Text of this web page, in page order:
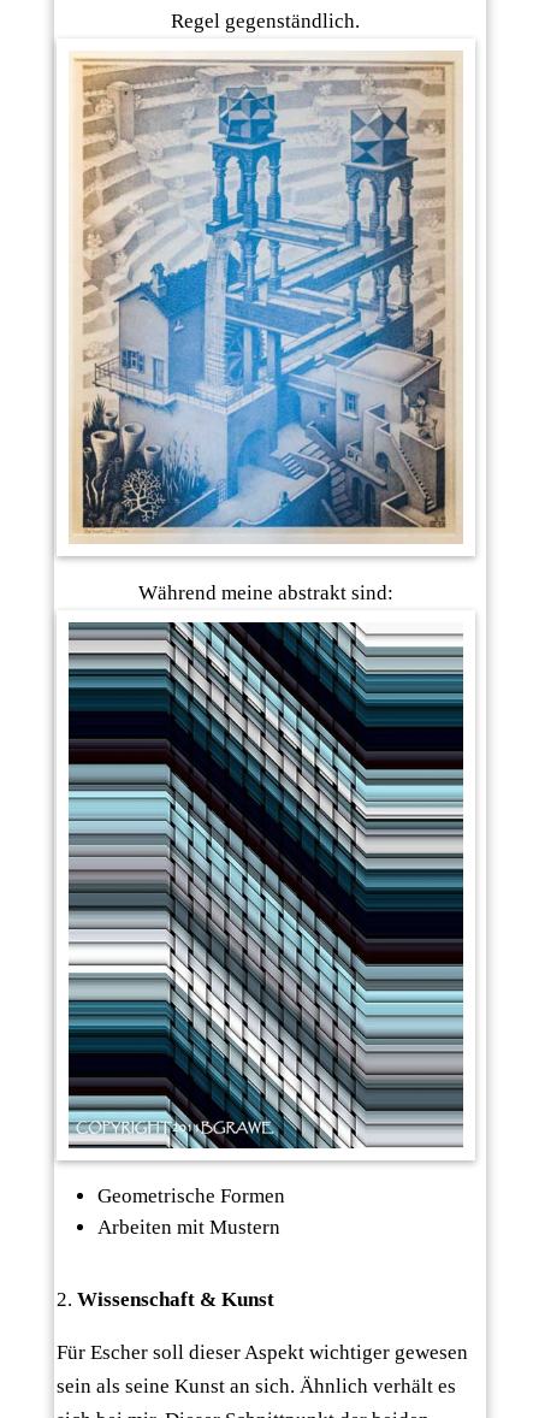
Regel gegenständlich.
Während meine abstrakt sind:
Geometrische Formen
Arbeiten mit Mustern
Wissenschaft & Kunst
Für Escher soll dieser Aspekt wichtiger gewesen
sein als seine Kunst an sich. Ähnlich verhält es